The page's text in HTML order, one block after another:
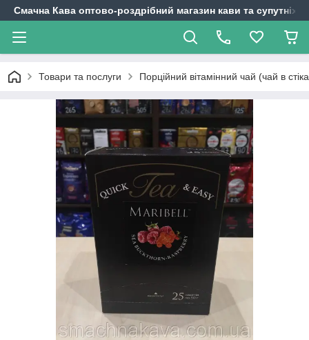
Смачна Кава оптово-роздрібний магазин кави та супутніх
Товари та послуги Порційний вітамінний чай (чай в